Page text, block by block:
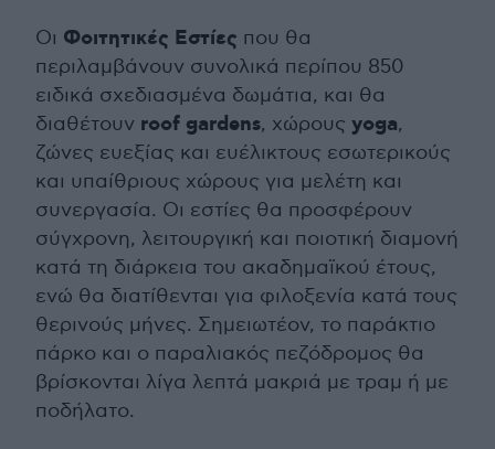
Οι Φοιτητικές Εστίες που θα
περιλαμβάνουν συνολικά περίπου 850
ειδικά σχεδιασμένα δωμάτια, και θα
διαθέτουν roof gardens, χώρους yoga,
ζώνες ευεξίας και ευέλικτους εσωτερικούς
και υπαίθριους χώρους για μελέτη και
συνεργασία. Οι εστίες θα προσφέρουν
σύγχρονη, λειτουργική και ποιοτική διαμονή
κατά τη διάρκεια του ακαδημαϊκού έτους,
ενώ θα διατίθενται για φιλοξενία κατά τους
θερινούς μήνες. Σημειωτέον, το παράκτιο
πάρκο και ο παραλιακός πεζόδρομος θα
βρίσκονται λίγα λεπτά μακριά με τραμ ή με
ποδήλατο.